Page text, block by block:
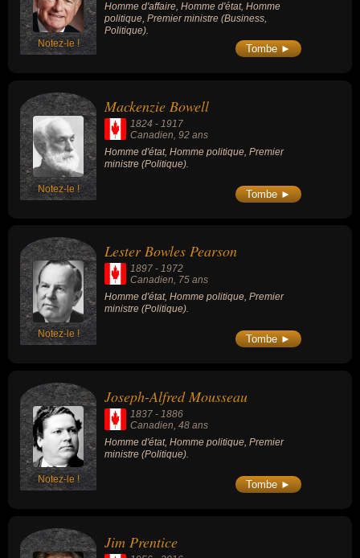
Notez-le !
Homme d'affaire, Homme d'état, Homme
politique, Premier ministre (Business,
Politique).
Tombe ►
Notez-le !
Mackenzie Bowell
1824 - 1917
Canadien, 92 ans
Homme d'état, Homme politique, Premier
ministre (Politique).
Tombe ►
Notez-le !
Lester Bowles Pearson
1897 - 1972
Canadien, 75 ans
Homme d'état, Homme politique, Premier
ministre (Politique).
Tombe ►
Notez-le !
Joseph-Alfred Mousseau
1837 - 1886
Canadien, 48 ans
Homme d'état, Homme politique, Premier
ministre (Politique).
Tombe ►
Jim Prentice